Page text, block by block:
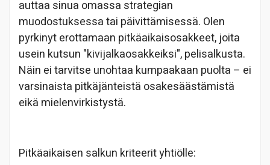
auttaa sinua omassa strategian
muodostuksessa tai päivittämisessä. Olen
pyrkinyt erottamaan pitkäaikaisosakkeet, joita
usein kutsun "kivijalkaosakkeiksi", pelisalkusta.
Näin ei tarvitse unohtaa kumpaakaan puolta – ei
varsinaista pitkäjänteistä osakesäästämistä
eikä mielenvirkistystä.
Pitkäaikaisen salkun kriteerit yhtiölle: